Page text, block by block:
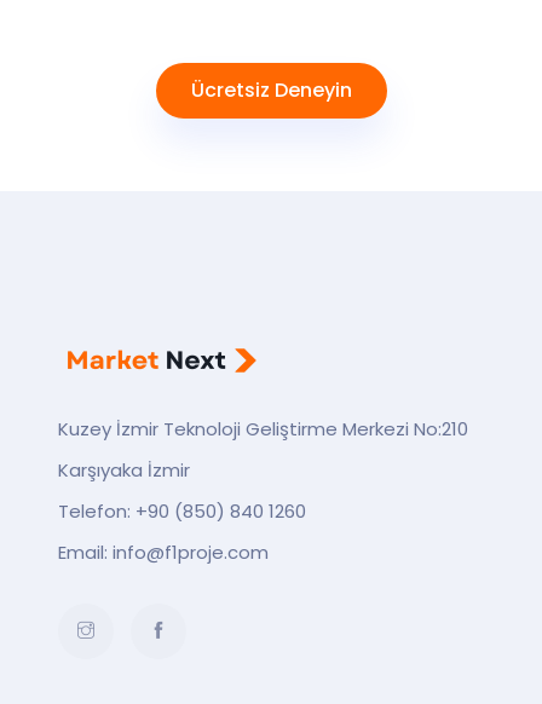
Ücretsiz Deneyin
Kuzey İzmir Teknoloji Geliştirme Merkezi No:210
Karşıyaka İzmir
Telefon: +90 (850) 840 1260
Email: info@f1proje.com
Instagram